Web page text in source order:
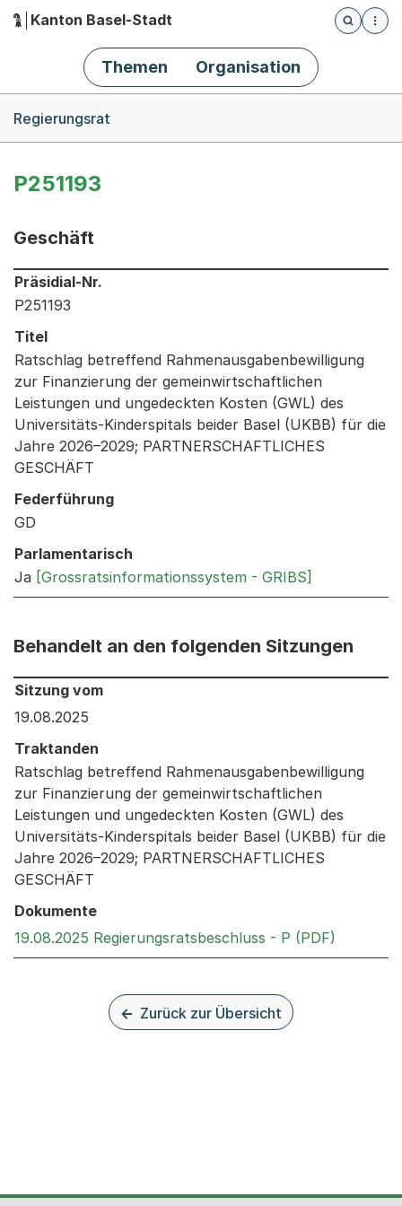
Hauptnavigation
Kanton Basel-Stadt
Öffnet
Themen Organisation
Regierungsrat
P251193
Geschäft
Informationen zum Ausgewählten Geschäft
Präsidial-Nr.
P251193
Titel
Ratschlag betreffend Rahmenausgabenbewilligung
zur Finanzierung der gemeinwirtschaftlichen
Leistungen und ungedeckten Kosten (GWL) des
Universitäts-Kinderspitals beider Basel (UKBB) für die
Jahre 2026–2029; PARTNERSCHAFTLICHES
GESCHÄFT
Federführung
GD
Parlamentarisch
Ja [Grossratsinformationssystem - GRIBS]
Behandelt an den folgenden Sitzungen
Behandelt an den folgenden Sitzungen: Informationen
Sitzung vom
19.08.2025
Traktanden
Ratschlag betreffend Rahmenausgabenbewilligung
zur Finanzierung der gemeinwirtschaftlichen
Leistungen und ungedeckten Kosten (GWL) des
Universitäts-Kinderspitals beider Basel (UKBB) für die
Jahre 2026–2029; PARTNERSCHAFTLICHES
GESCHÄFT
Dokumente
19.08.2025 Regierungsratsbeschluss - P (PDF)
Zurück zur Übersicht